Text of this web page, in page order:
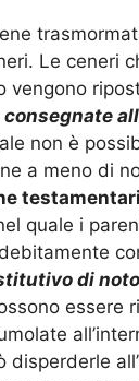
Le ceneri
vengono
consegnate
non è
a meno di
quale i
di
essere
disperderle